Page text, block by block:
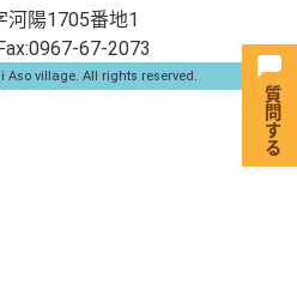
河陽1705番地1
67-2073
Aso village. All rights reserved.